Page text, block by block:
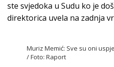
ste svjedoka u Sudu ko je
direktorica uvela na zadnja
Muriz Memić: Sve su oni
/ Foto: Raport